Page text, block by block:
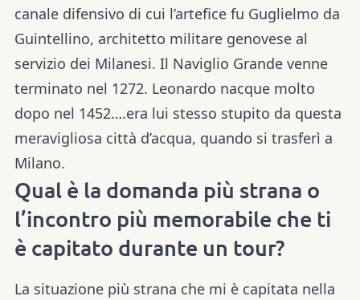
canale difensivo di cui l’artefice fu Guglielmo da
Guintellino, architetto militare genovese al
servizio dei Milanesi. Il Naviglio Grande venne
terminato nel 1272. Leonardo nacque molto
dopo nel 1452….era lui stesso stupito da questa
meravigliosa città d’acqua, quando si trasferì a
Milano.
Qual è la domanda più strana o
l’incontro più memorabile che ti
è capitato durante un tour?
La situazione più strana che mi è capitata nella